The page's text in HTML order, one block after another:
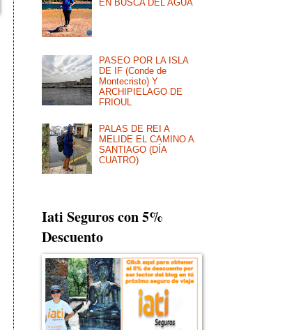
EN BUSCA DEL AGUA
PASEO POR LA ISLA
DE IF (Conde de
Montecristo) Y
ARCHIPIELAGO DE
FRIOUL
PALAS DE REI A
MELIDE EL CAMINO A
SANTIAGO (DÍA
CUATRO)
Iati Seguros con 5%
Descuento